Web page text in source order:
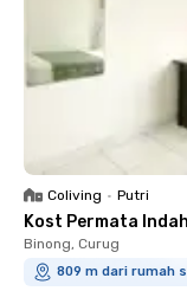
Coliving • Putri
Kost Permata
Binong, Curug
809 m dari rumah